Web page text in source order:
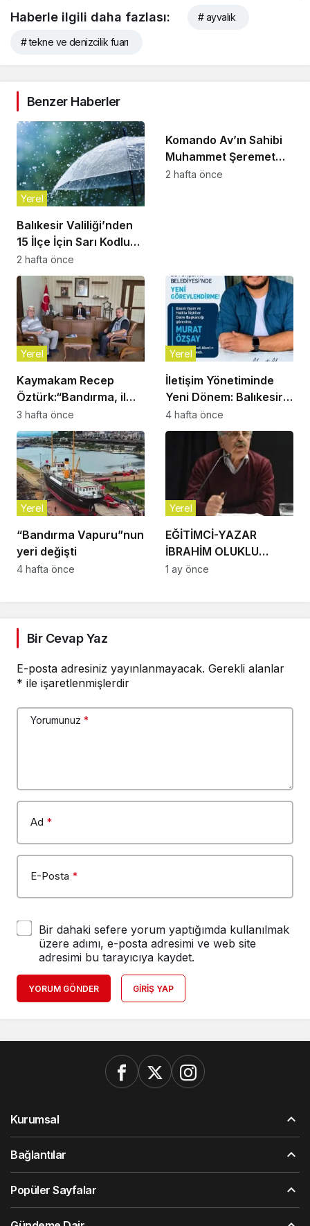
Haberle ilgili daha fazlası: # ayvalık
# tekne ve denizcilik fuarı
Benzer Haberler
Balıkesir Valiliği’nden
15 İlçe İçin Sarı Kodlu
Gök Gürültülü Sağanak
Uyarısı!
Yerel
2 hafta önce
Komando Av’ın Sahibi
Muhammet Şeremet
Son Yolculuğuna
2 hafta önce
Kaymakam Recep
Öztürk:“Bandırma, il
olmayı çoktan hak
eden bir ilçe”
Yerel
3 hafta önce
İletişim Yönetiminde
Yeni Dönem: Balıkesir
Büyükşehir
Belediyesi’nde Murat
Özşay Göreve Başladı
Yerel
4 hafta önce
“Bandırma Vapuru”nun
yeri değişti
Yerel
4 hafta önce
EĞİTİMCİ-YAZAR
İBRAHİM OLUKLU
VEFAT ETTİ
Yerel
1 ay önce
Bir Cevap Yaz
E-posta adresiniz yayınlanmayacak. Gerekli alanlar
* ile işaretlenmişlerdir
Yorumunuz *
Ad *
E-Posta *
Bir dahaki sefere yorum yaptığımda kullanılmak
üzere adımı, e-posta adresimi ve web site
adresimi bu tarayıcıya kaydet.
YORUM GÖNDER GIRIŞ YAP
Kurumsal
Bağlantılar
Popüler Sayfalar